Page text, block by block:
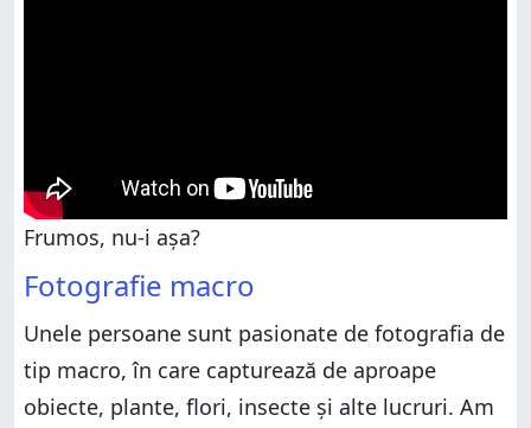
Frumos, nu-i așa?
Fotografie macro
Unele persoane sunt pasionate de fotografia de
tip macro, în care capturează de aproape
obiecte, plante, flori, insecte și alte lucruri. Am